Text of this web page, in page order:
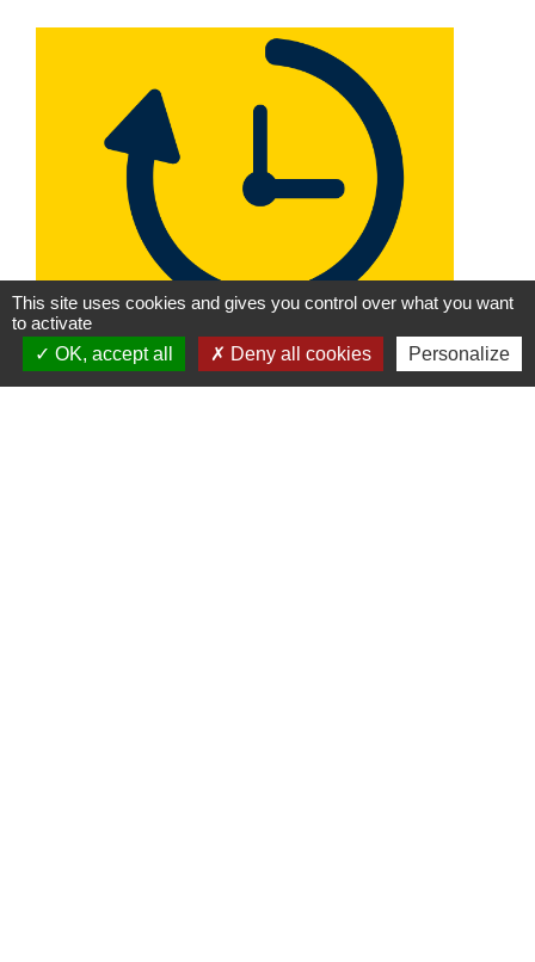
Horaires d'ouverture adaptés à
France services Quingey
This site uses cookies and gives you control over what you want
to activate
OK, accept all
Deny all cookies Personalize